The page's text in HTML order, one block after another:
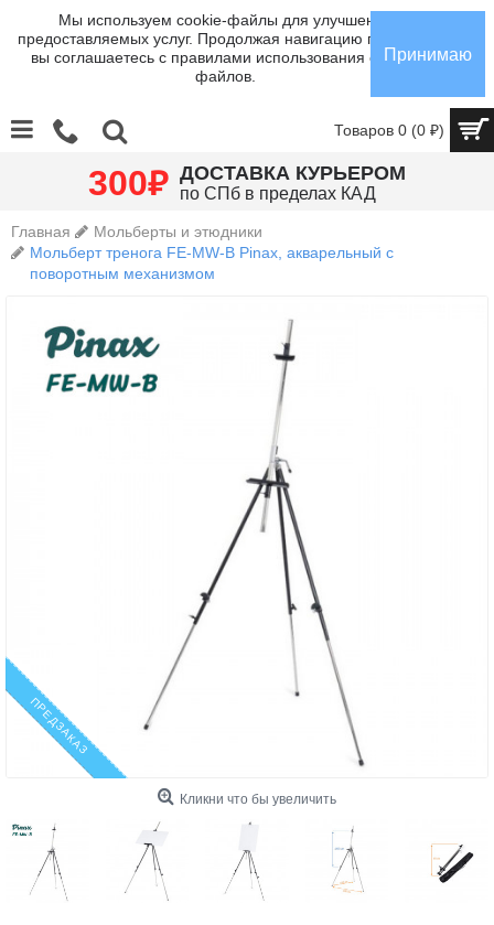
Мы используем cookie-файлы для улучшения
предоставляемых услуг. Продолжая навигацию по сайту,
вы соглашаетесь с правилами использования cookie-
файлов.
Принимаю
Товаров 0 (0 ₽)
300₽ ДОСТАВКА КУРЬЕРОМ
по СПб в пределах КАД
Главная
Мольберты и этюдники
Мольберт тренога FE-MW-B Pinax, акварельный с
поворотным механизмом
ПРЕДЗАКАЗ
Кликни что бы увеличить